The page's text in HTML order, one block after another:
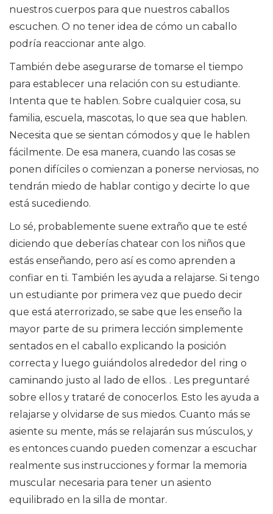
nuestros cuerpos para que nuestros caballos
escuchen. O no tener idea de cómo un caballo
podría reaccionar ante algo.
También debe asegurarse de tomarse el tiempo
para establecer una relación con su estudiante.
Intenta que te hablen. Sobre cualquier cosa, su
familia, escuela, mascotas, lo que sea que hablen.
Necesita que se sientan cómodos y que le hablen
fácilmente. De esa manera, cuando las cosas se
ponen difíciles o comienzan a ponerse nerviosas, no
tendrán miedo de hablar contigo y decirte lo que
está sucediendo.
Lo sé, probablemente suene extraño que te esté
diciendo que deberías chatear con los niños que
estás enseñando, pero así es como aprenden a
confiar en ti. También les ayuda a relajarse. Si tengo
un estudiante por primera vez que puedo decir
que está aterrorizado, se sabe que les enseño la
mayor parte de su primera lección simplemente
sentados en el caballo explicando la posición
correcta y luego guiándolos alrededor del ring o
caminando justo al lado de ellos. . Les preguntaré
sobre ellos y trataré de conocerlos. Esto les ayuda a
relajarse y olvidarse de sus miedos. Cuanto más se
asiente su mente, más se relajarán sus músculos, y
es entonces cuando pueden comenzar a escuchar
realmente sus instrucciones y formar la memoria
muscular necesaria para tener un asiento
equilibrado en la silla de montar.